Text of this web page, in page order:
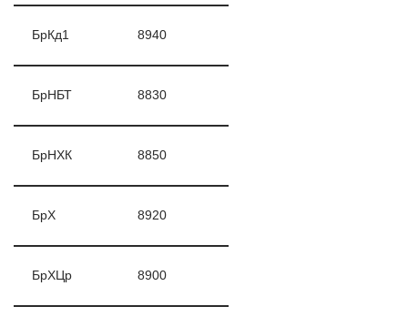
БрКд1 8940
БрНБТ 8830
БрНХК 8850
БрХ 8920
БрХЦр 8900